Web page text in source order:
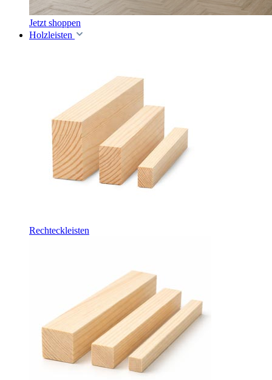
Jetzt shoppen
Holzleisten
Rechteckleisten